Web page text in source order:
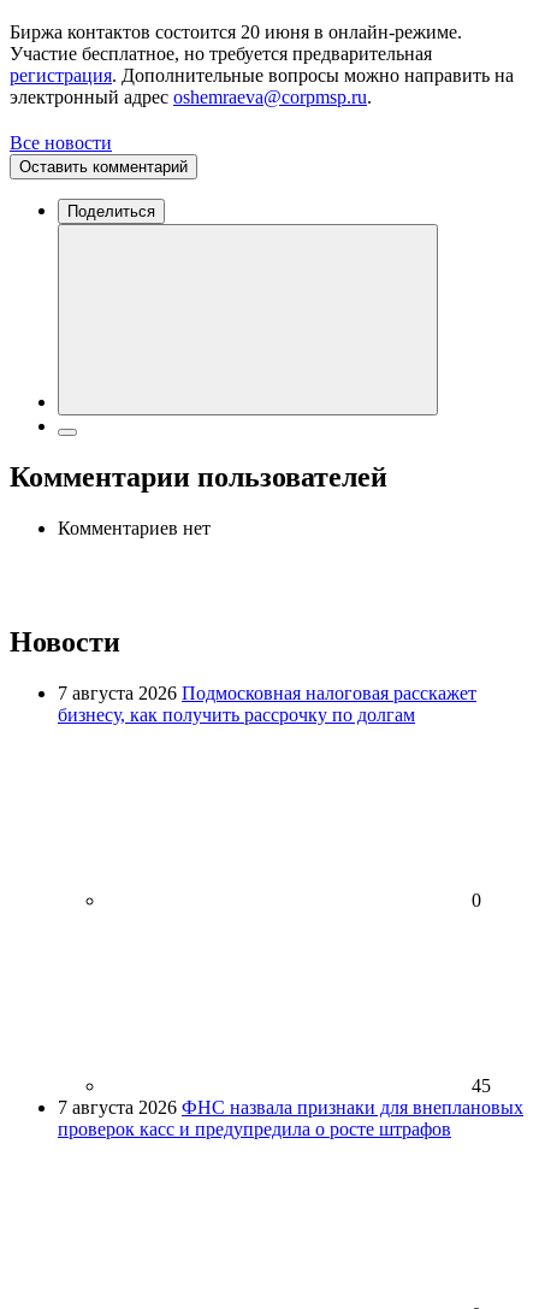
Биржа контактов состоится 20 июня в онлайн-режиме.
Участие бесплатное, но требуется предварительная
регистрация. Дополнительные вопросы можно направить на
электронный адрес oshemraeva@corpmsp.ru.
Все новости
Оставить комментарий
Поделиться
Комментарии пользователей
Комментариев нет
Новости
7 августа 2026 Подмосковная налоговая расскажет
бизнесу, как получить рассрочку по долгам
0
45
7 августа 2026 ФНС назвала признаки для внеплановых
проверок касс и предупредила о росте штрафов